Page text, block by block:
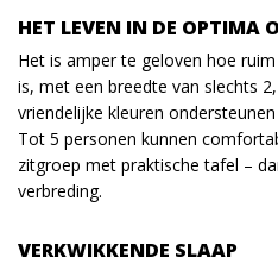
HET LEVEN IN DE OPTIMA
Het is amper te geloven hoe
is, met een breedte van slechts
vriendelijke kleuren
Tot 5 personen kunnen
zitgroep met praktische tafel –
verbreding.
VERKWIKKENDE SLAAP